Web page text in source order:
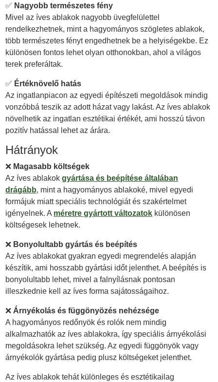
✅ Nagyobb természetes fény
Mivel az íves ablakok nagyobb üvegfelülettel
rendelkezhetnek, mint a hagyományos szögletes ablakok,
több természetes fényt engedhetnek be a helyiségekbe. Ez
különösen fontos lehet olyan otthonokban, ahol a világos
terek preferáltak.
✅ Értéknövelő hatás
Az ingatlanpiacon az egyedi építészeti megoldások mindig
vonzóbbá teszik az adott házat vagy lakást. Az íves ablakok
növelhetik az ingatlan esztétikai értékét, ami hosszú távon
pozitív hatással lehet az árára.
Hátrányok
❌ Magasabb költségek
Az íves ablakokgyártása és beépítése általában
drágább, mint a hagyományos ablakoké, mivel egyedi
formájuk miatt speciális technológiát és szakértelmet
igényelnek. A méretre gyártott változatok különösen
költségesek lehetnek.
❌ Bonyolultabb gyártás és beépítés
Az íves ablakokat gyakran egyedi megrendelés alapján
készítik, ami hosszabb gyártási időt jelenthet. A beépítés is
bonyolultabb lehet, mivel a falnyílásnak pontosan
illeszkednie kell az íves forma sajátosságaihoz.
❌ Árnyékolás és függönyözés nehézsége
A hagyományos redőnyök és rolók nem mindig
alkalmazhatók az íves ablakokra, így speciális árnyékolási
megoldásokra lehet szükség. Az egyedi függönyök vagy
árnyékolók gyártása pedig plusz költségeket jelenthet.
Az íves ablakok tehát különleges és esztétikailag